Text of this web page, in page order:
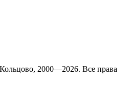
2000—2026. Все права